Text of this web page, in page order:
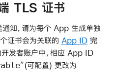
TLS 证书
知，请为每个 App 生成单独
证书会为关联的 App ID 完
发者账户中，相应 App ID
”(可配置) 更改为